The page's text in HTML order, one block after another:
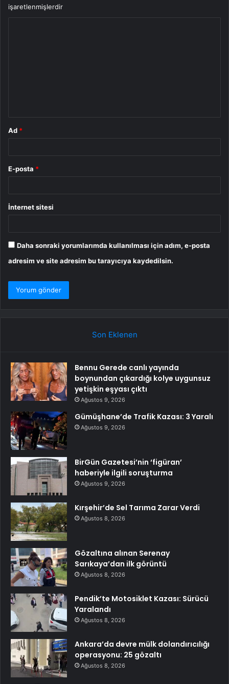
işaretlenmişlerdir
Ad *
E-posta *
İnternet sitesi
Daha sonraki yorumlarımda kullanılması için adım, e-posta
adresim ve site adresim bu tarayıcıya kaydedilsin.
Son Eklenen
Bennu Gerede canlı yayında
boynundan çıkardığı kolye uygunsuz
yetişkin eşyası çıktı
Ağustos 9, 2026
Gümüşhane’de Trafik Kazası: 3 Yaralı
Ağustos 9, 2026
BirGün Gazetesi’nin ‘figüran’
haberiyle ilgili soruşturma
Ağustos 9, 2026
Kırşehir’de Sel Tarıma Zarar Verdi
Ağustos 8, 2026
Gözaltına alınan Serenay
Sarıkaya’dan ilk görüntü
Ağustos 8, 2026
Pendik’te Motosiklet Kazası: Sürücü
Yaralandı
Ağustos 8, 2026
Ankara’da devre mülk dolandırıcılığı
operasyonu: 25 gözaltı
Ağustos 8, 2026